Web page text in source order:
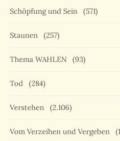
Schöpfung und Sein (571)
Staunen (257)
Thema WAHLEN (93)
Tod (284)
Verstehen (2.106)
Vom Verzeihen und Vergeben